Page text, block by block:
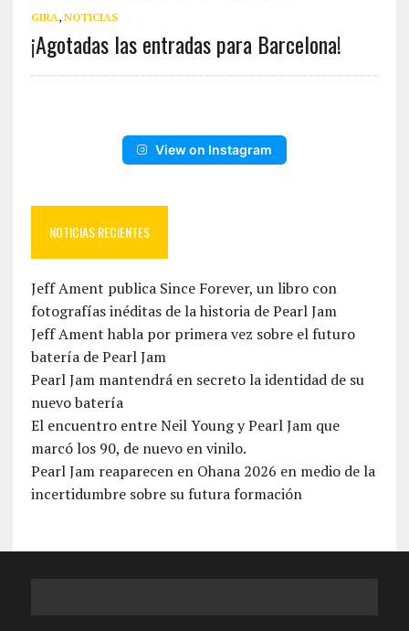
GIRA, NOTICIAS
¡Agotadas las entradas para Barcelona!
View on Instagram
NOTICIAS RECIENTES
Jeff Ament publica Since Forever, un libro con
fotografías inéditas de la historia de Pearl Jam
Jeff Ament habla por primera vez sobre el futuro
batería de Pearl Jam
Pearl Jam mantendrá en secreto la identidad de su
nuevo batería
El encuentro entre Neil Young y Pearl Jam que
marcó los 90, de nuevo en vinilo.
Pearl Jam reaparecen en Ohana 2026 en medio de la
incertidumbre sobre su futura formación